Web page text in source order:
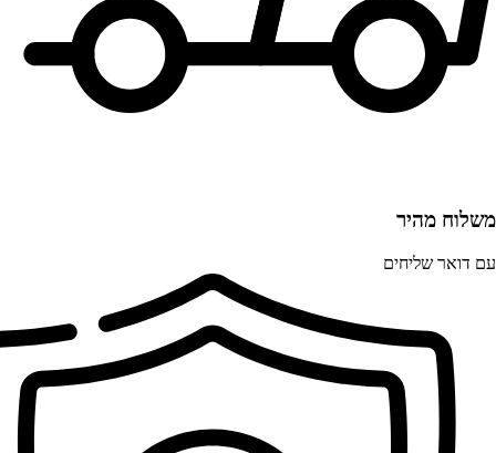
משלוח מהיר
עם דואר שליחים